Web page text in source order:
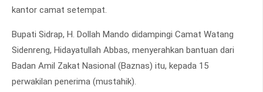
kantor camat setempat.
Bupati Sidrap, H. Dollah Mando didampingi Camat Watang
Sidenreng, Hidayatullah Abbas, menyerahkan bantuan dari
Badan Amil Zakat Nasional (Baznas) itu, kepada 15
perwakilan penerima (mustahik).